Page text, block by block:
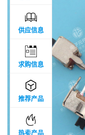

供应信息

求购信息

推荐产品

热卖产品